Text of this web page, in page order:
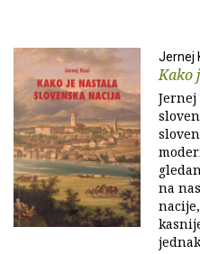
Jernej
Kako
na